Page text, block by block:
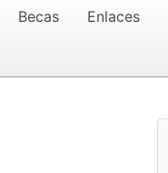
Becas Enlaces